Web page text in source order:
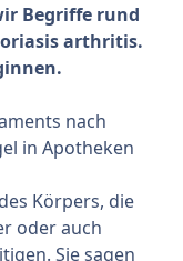
Begriffe rund
arthritis.
nach
in Apotheken
Körpers, die
oder auch
Sie sagen